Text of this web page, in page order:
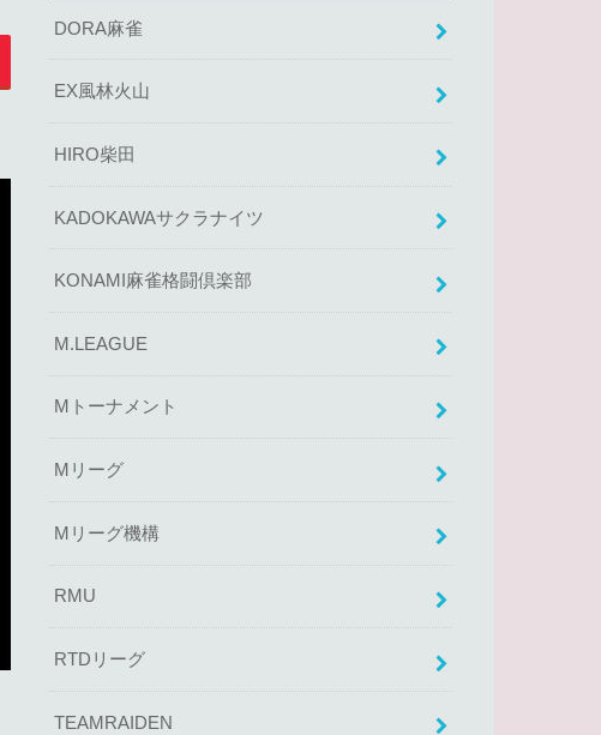
DORA麻雀
EX風林火山
HIRO柴田
KADOKAWAサクラナイツ
KONAMI麻雀格闘倶楽部
M.LEAGUE
Mトーナメント
Mリーグ
Mリーグ機構
RMU
RTDリーグ
TEAMRAIDEN